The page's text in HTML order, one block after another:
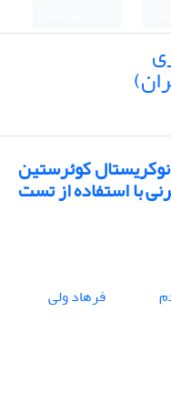
کوئرستین
با استفاده از تست
فرهاد ولی